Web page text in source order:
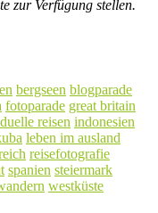
zur Verfügung stellen.
bergseen blogparade
fotoparade great britain
reisen indonesien
leben im ausland
reisefotografie
spanien steiermark
westküste